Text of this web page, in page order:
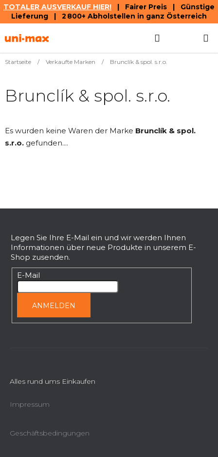
TOTALER AUSVERKAUF HIER! | Fairer Preis | Günstige
Lieferung | 2 800+ Abholstellen in ganz Österreich
Inhalt
Startseite / Verkaufte Marken / Brunclík & spol. s.r.o.
Brunclík & spol. s.r.o.
Es wurden keine Waren der Marke Brunclík & spol.
s.r.o. gefunden....
Legen Sie Ihre E-Mail ein und wir werden Ihnen
Informationen über neue Produkte in unserem E-
Shop zusenden.
E-Mail
ANMELDEN
Alles rund ums Einkaufen
Impressum
Geschäftsbedingungen